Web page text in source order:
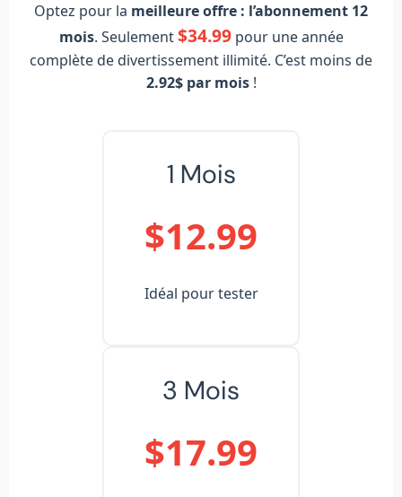
Optez pour la meilleure offre : l’abonnement 12
mois. Seulement$34.99pour une année
complète de divertissement illimité. C’est moins de
2.92$ par mois!
1 Mois
$12.99
Idéal pour tester
3 Mois
$17.99